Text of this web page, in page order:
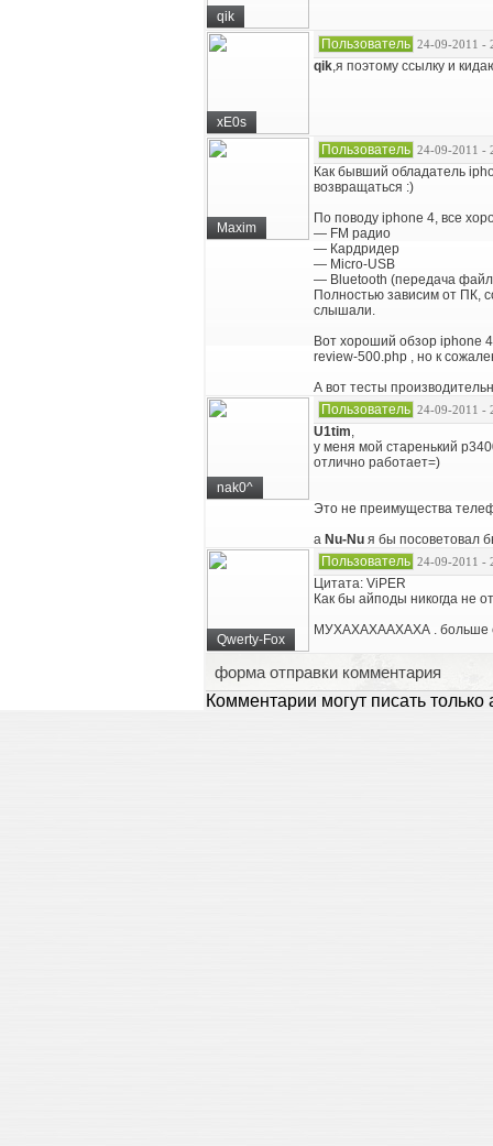
qik
xE0s
Пользователь 24-09-2011 -
qik,я поэтому ссылку и
Maxim
Пользователь 24-09-2011 -
Как бывший обладатель
возвращаться :)
По поводу iphone 4, все
— FM радио
— Кардридер
— Micro-USB
— Bluetooth (передача
Полностью зависим от ПК,
слышали.
Вот хороший обзор iphone
review-500.php , но к
А вот тесты
nak0^
Пользователь 24-09-2011 -
U1tim,
у меня мой старенький
отлично работает=)
Это не преимущества
а Nu-Nu я бы посоветовал
Qwerty-Fox
Пользователь 24-09-2011 -
Цитата: ViPER
Как бы айподы никогда не
МУХАХАХААХАХА . больше
форма отправки комментария
Комментарии могут писать